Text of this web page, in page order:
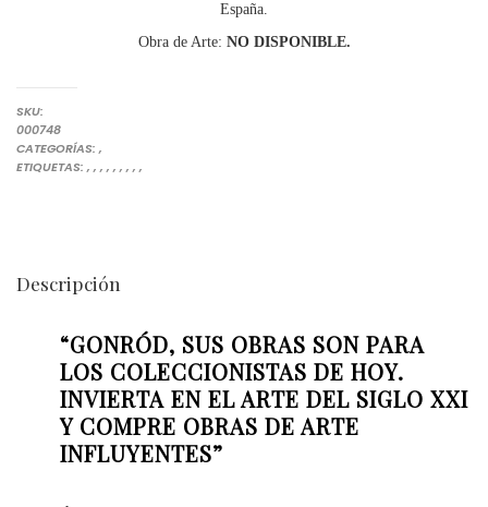
España.
Obra de Arte: NO DISPONIBLE.
SKU:
000748
CATEGORÍAS: OBRAS DE GONRÓD
,
ETIQUETAS: COLECCIONISMO DE ARTE
, COLECCIONISTAS DE ARTE
, COLECCIONISTAS DE OBRAS DE ARTE
, COMPRAR ARTE
, COMPRAR ARTE EN ESPAÑA
, COMPRAR OBRAS DE ARTE
, COMPRAR OBRAS DE ARTE DESTACADAS
, INVERTIR EN LOS ARTISTAS ESPAÑOLES
, INVERTIR EN OBRAS DE ARTE DEL SIGLO XXI
,
Descripción
“GONRÓD, SUS OBRAS SON PARA
LOS COLECCIONISTAS DE HOY.
INVIERTA EN EL ARTE DEL SIGLO XXI
Y COMPRE OBRAS DE ARTE
INFLUYENTES”